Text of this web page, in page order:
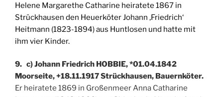
Helene Margarethe Catharine heiratete 1867 in
Strückhausen den Heuerköter Johann ‚Friedrich‘
Heitmann (1823-1894) aus Huntlosen und hatte mit
ihm vier Kinder.
9. c) Johann Friedrich HOBBIE, *01.04.1842
Moorseite, +18.11.1917 Strückhausen, Bauernköter.
Er heiratete 1869 in Großenmeer Anna Catharine